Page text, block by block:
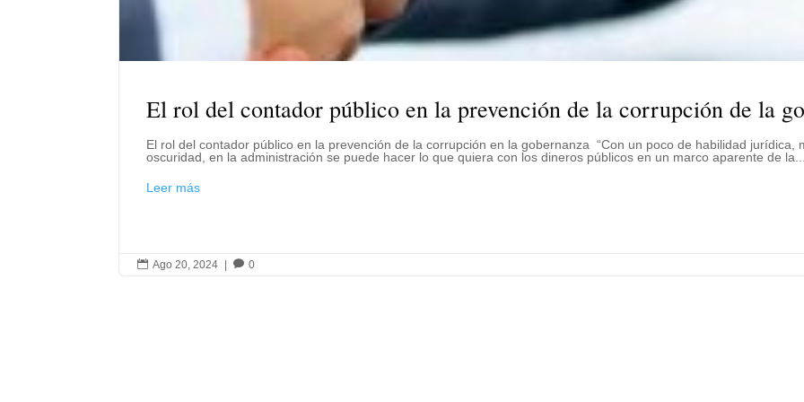
El rol del contador público en la prevención de la corrupción de la
El rol del contador público en la prevención de la corrupción en la gobernanza “Con un poco de habilidad jurídica,
oscuridad, en la administración se puede hacer lo que quiera con los dineros públicos en un marco aparente de la...
Leer más
 Ago 20, 2024 |  0